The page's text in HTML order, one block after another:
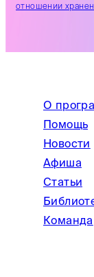
отношении
О
Помощь
Новости
Афиша
Статьи
Команда